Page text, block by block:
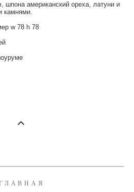
американский ореха, латуни и
камнями.
w 78 h 78